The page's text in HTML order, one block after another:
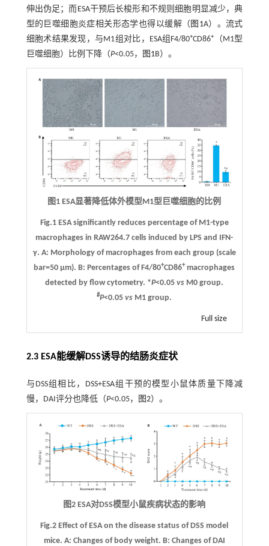
伸出伪足；而ESA干预后长梭形和不规则细胞明显减少，典
型的巨噬细胞炎症相关形态学也得以缓解（ 图1A）。流式
细胞术结果发现，与M1组对比，ESA组F4/80+CD86+（M1型
巨噬细胞）比例下降（P<0.05， 图1B）。
图1 ESA显著降低体外模型M1型巨噬细胞的比例
Fig.1 ESA significantly reduces percentage of M1-type
macrophages in RAW264.7 cells induced by LPS and IFN-
γ. A: Morphology of macrophages from each group (scale
bar=50 μm). B: Percentages of F4/80+CD86+ macrophages
detected by flow cytometry. *P<0.05vs M0 group.
#P<0.05vs M1 group.
Full size
2.3 ESA能缓解DSS诱导的结肠炎症状
与DSS组相比，DSS+ESA组干预的模型小鼠体质量下降减
慢，DAI评分也降低（P<0.05， 图2）。
图2 ESA对DSS模型小鼠疾病状态的影响
Fig.2 Effect of ESA on the disease status of DSS model
mice. A: Changes of body weight. B: Changes of DAI